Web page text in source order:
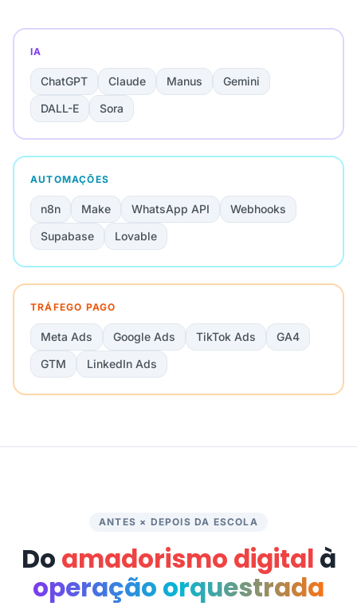
IA
ChatGPT Claude Manus
Gemini
DALL-E
Sora
AUTOMAÇÕES
n8n Make WhatsApp API
Webhooks
Supabase
Lovable
TRÁFEGO PAGO
Meta Ads Google Ads TikTok Ads
GA4
GTM
LinkedIn Ads
ANTES × DEPOIS DA ESCOLA
Do amadorismo digital à
operação orquestrada